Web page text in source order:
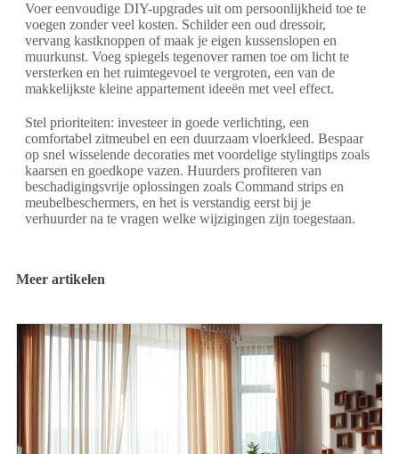
Voer eenvoudige DIY-upgrades uit om persoonlijkheid toe te
voegen zonder veel kosten. Schilder een oud dressoir,
vervang kastknoppen of maak je eigen kussenslopen en
muurkunst. Voeg spiegels tegenover ramen toe om licht te
versterken en het ruimtegevoel te vergroten, een van de
makkelijkste kleine appartement ideeën met veel effect.
Stel prioriteiten: investeer in goede verlichting, een
comfortabel zitmeubel en een duurzaam vloerkleed. Bespaar
op snel wisselende decoraties met voordelige stylingtips zoals
kaarsen en goedkope vazen. Huurders profiteren van
beschadigingsvrije oplossingen zoals Command strips en
meubelbeschermers, en het is verstandig eerst bij je
verhuurder na te vragen welke wijzigingen zijn toegestaan.
Meer artikelen